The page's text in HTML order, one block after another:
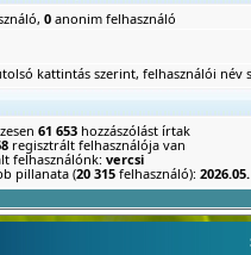
0anonim felhasználó
kattintás szerint, felhasználói név
61 653hozzászólást írtak
regisztrált felhasználója van
felhasználónk: vercsi
pillanata (20 315felhasználó):